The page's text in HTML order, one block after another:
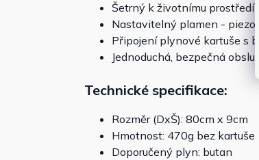
Šetrný k životnímu
Nastavitelný plamen - piezo
Připojení plynové kartuše s
Jednoduchá, bezpečná
Technické specifikace:
Rozměr (DxŠ): 80cm x 9cm
Hmotnost: 470g bez kartuše
Doporučený plyn: butan